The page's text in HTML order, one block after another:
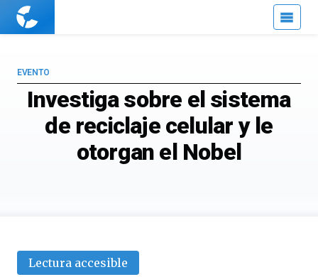
Cuaderno
Investiga sobre el sistema
de reciclaje celular y le
otorgan el Nobel
EVENTO
Lectura accesible